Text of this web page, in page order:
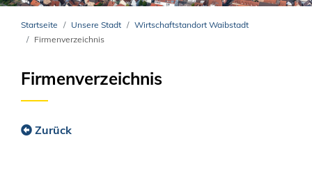
Startseite Unsere Stadt
Wirtschaftstandort Waibstadt
Firmenverzeichnis
Firmenverzeichnis
Zurück